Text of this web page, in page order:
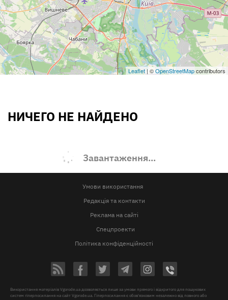
Leaflet | ©OpenStreetMapcontributors
НИЧЕГО НЕ НАЙДЕНО
Завантаження...
Умови використання
Редакція та контакти
Реклама на сайті
Спецпроекти
Політика конфіденційності
Використання матеріалів Vgorode.ua дозволяється лише за умови прямого і відкритого для пошукових
систем гіперпосилання на сайт Vgorode.ua. Гіперпосилання є обов'язковим незалежно від повного або